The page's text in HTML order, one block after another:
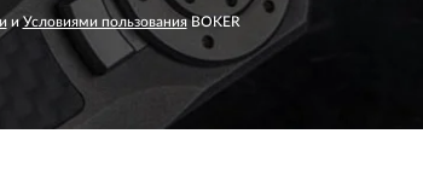
иУсловиями пользованияBOKER